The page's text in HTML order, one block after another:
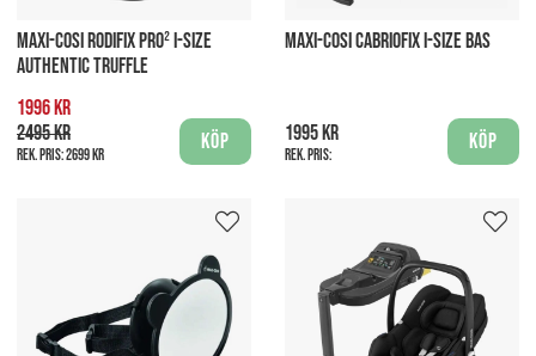
MAXI-COSI RODIFIX PRO² I-SIZE
AUTHENTIC TRUFFLE
1996 kr
2495 kr
Rek. pris:2699 kr
Köp
MAXI-COSI CABRIOFIX I-SIZE BAS
1995 kr
Rek. pris:
Köp